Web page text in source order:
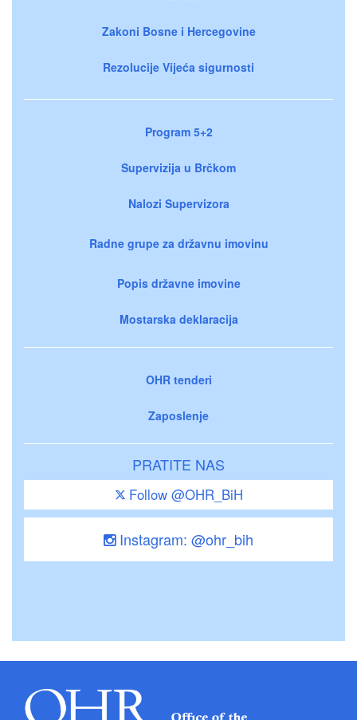
Zakoni Bosne i Hercegovine
Rezolucije Vijeća sigurnosti
Program 5+2
Supervizija u Brčkom
Nalozi Supervizora
Radne grupe za državnu imovinu
Popis državne imovine
Mostarska deklaracija
OHR tenderi
Zaposlenje
PRATITE NAS
Follow @OHR_BiH
Instagram: @ohr_bih